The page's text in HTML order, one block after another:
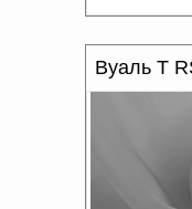
Вуаль T